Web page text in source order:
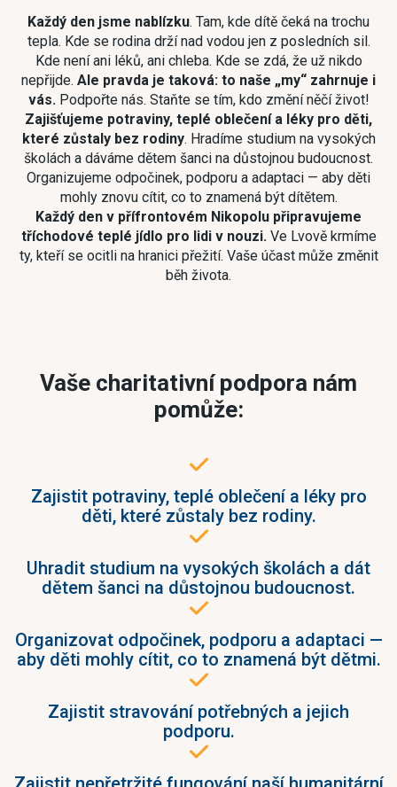
Každý den jsme nablízku. Tam, kde dítě čeká na trochu
tepla. Kde se rodina drží nad vodou jen z posledních sil.
Kde není ani léků, ani chleba. Kde se zdá, že už nikdo
nepřijde. Ale pravda je taková: to naše „my“ zahrnuje i
vás. Podpořte nás. Staňte se tím, kdo změní něčí život!
Zajišťujeme potraviny, teplé oblečení a léky pro děti,
které zůstaly bez rodiny. Hradíme studium na vysokých
školách a dáváme dětem šanci na důstojnou budoucnost.
Organizujeme odpočinek, podporu a adaptaci — aby děti
mohly znovu cítit, co to znamená být dítětem.
Každý den v přífrontovém Nikopolu připravujeme
tříchodové teplé jídlo pro lidi v nouzi. Ve Lvově krmíme
ty, kteří se ocitli na hranici přežití. Vaše účast může změnit
běh života.
Vaše charitativní podpora nám
pomůže:
Zajistit potraviny, teplé oblečení a léky pro
děti, které zůstaly bez rodiny.
Uhradit studium na vysokých školách a dát
dětem šanci na důstojnou budoucnost.
Organizovat odpočinek, podporu a adaptaci —
aby děti mohly cítit, co to znamená být dětmi.
Zajistit stravování potřebných a jejich
podporu.